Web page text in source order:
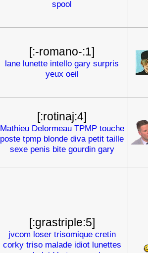
spool
[:-romano-:1]
lane lunette intello gary surpris
yeux oeil
[:rotinaj:4]
Mathieu Delormeau TPMP touche
poste tpmp blonde diva petit taille
sexe penis bite gourdin gary
[:grastriple:5]
jvcom loser trisomique cretin
corky triso malade idiot lunettes